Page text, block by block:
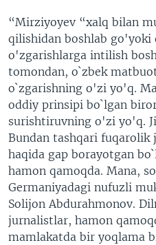
“Mirziyoyev “xalq bilan
qilishidan boshlab go'yoki
o'zgarishlarga intilish
tomondan, o`zbek
o`zgarishning o'zi yo'q.
oddiy prinsipi bo`lgan
surishtiruvning o'zi yo'q.
Bundan tashqari
haqida gap borayotgan
hamon qamoqda. Mana,
Germaniyadagi nufuzli
Solijon Abdurahmonov.
jurnalistlar, hamon
mamlakatda bir yoqlama